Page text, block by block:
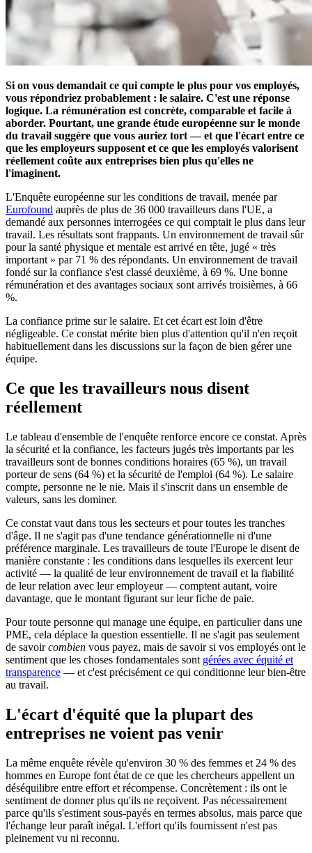
Si on vous demandait ce qui compte le plus pour vos employés,
vous répondriez probablement : le salaire. C'est une réponse
logique. La rémunération est concrète, comparable et facile à
aborder. Pourtant, une grande étude européenne sur le monde
du travail suggère que vous auriez tort — et que l'écart entre ce
que les employeurs supposent et ce que les employés valorisent
réellement coûte aux entreprises bien plus qu'elles ne
l'imaginent.
L'Enquête européenne sur les conditions de travail, menée par
Eurofound auprès de plus de 36 000 travailleurs dans l'UE, a
demandé aux personnes interrogées ce qui comptait le plus dans leur
travail. Les résultats sont frappants. Un environnement de travail sûr
pour la santé physique et mentale est arrivé en tête, jugé « très
important » par 71 % des répondants. Un environnement de travail
fondé sur la confiance s'est classé deuxième, à 69 %. Une bonne
rémunération et des avantages sociaux sont arrivés troisièmes, à 66
%.
La confiance prime sur le salaire. Et cet écart est loin d'être
négligeable. Ce constat mérite bien plus d'attention qu'il n'en reçoit
habituellement dans les discussions sur la façon de bien gérer une
équipe.
Ce que les travailleurs nous disent
réellement
Le tableau d'ensemble de l'enquête renforce encore ce constat. Après
la sécurité et la confiance, les facteurs jugés très importants par les
travailleurs sont de bonnes conditions horaires (65 %), un travail
porteur de sens (64 %) et la sécurité de l'emploi (64 %). Le salaire
compte, personne ne le nie. Mais il s'inscrit dans un ensemble de
valeurs, sans les dominer.
Ce constat vaut dans tous les secteurs et pour toutes les tranches
d'âge. Il ne s'agit pas d'une tendance générationnelle ni d'une
préférence marginale. Les travailleurs de toute l'Europe le disent de
manière constante : les conditions dans lesquelles ils exercent leur
activité — la qualité de leur environnement de travail et la fiabilité
de leur relation avec leur employeur — comptent autant, voire
davantage, que le montant figurant sur leur fiche de paie.
Pour toute personne qui manage une équipe, en particulier dans une
PME, cela déplace la question essentielle. Il ne s'agit pas seulement
de savoircombien vous payez, mais de savoir si vos employés ont le
sentiment que les choses fondamentales sont gérées avec équité et
transparence — et c'est précisément ce qui conditionne leur bien-être
au travail.
L'écart d'équité que la plupart des
entreprises ne voient pas venir
La même enquête révèle qu'environ 30 % des femmes et 24 % des
hommes en Europe font état de ce que les chercheurs appellent un
déséquilibre entre effort et récompense. Concrètement : ils ont le
sentiment de donner plus qu'ils ne reçoivent. Pas nécessairement
parce qu'ils s'estiment sous-payés en termes absolus, mais parce que
l'échange leur paraît inégal. L'effort qu'ils fournissent n'est pas
pleinement vu ni reconnu.